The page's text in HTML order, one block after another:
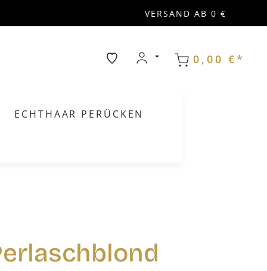
VERSAND AB 0 €
0,00 €*
ECHTHAAR PERÜCKEN